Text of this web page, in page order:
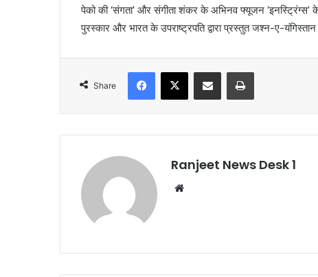
पेको की ‘संगता’ और संगीता शंकर के अभिनव फ्यूजन ‘इनस्ट्रिंग्स’
पुरस्कार और भारत के उपराष्ट्रपति द्वारा प्रस्तुत जश्न-ए-
Share
Ranjeet News Desk 1